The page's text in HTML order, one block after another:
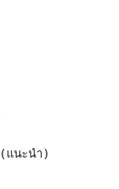
นะนำ)